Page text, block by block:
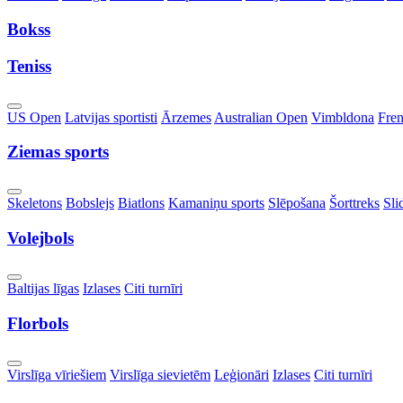
Bokss
Teniss
Toggle
Dropdown
US Open Latvijas sportisti Ārzemes Australian Open Vimbldona
Ziemas sports
Toggle
Dropdown
Skeletons Bobslejs Biatlons Kamaniņu sports Slēpošana Šorttreks
Volejbols
Toggle
Dropdown
Baltijas līgas Izlases Citi turnīri
Florbols
Toggle
Dropdown
Virslīga vīriešiem Virslīga sievietēm Leģionāri Izlases Citi turnīri